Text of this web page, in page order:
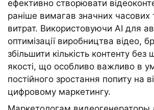
ефективно створювати
раніше вимагав значних часових
витрат. Використовуючи AI для
оптимізації виробництва відео,
збільшити кількість контенту
якості, що особливо важливо в
постійного зростання попиту на
цифровому маркетингу.